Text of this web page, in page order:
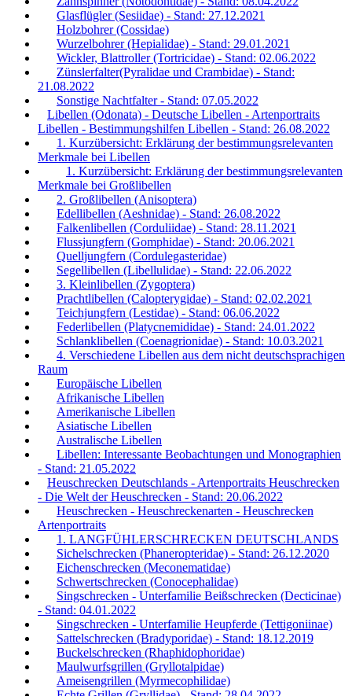
Glasflügler (Sesiidae) - Stand: 27.12.2021
Holzbohrer (Cossidae)
Wurzelbohrer (Hepialidae) - Stand: 29.01.2021
Wickler, Blattroller (Tortricidae) - Stand: 02.06.2022
Zünslerfalter(Pyralidae und Crambidae) - Stand:
21.08.2022
Sonstige Nachtfalter - Stand: 07.05.2022
Libellen (Odonata) - Deutsche Libellen - Artenportraits
Libellen - Bestimmungshilfen Libellen - Stand: 26.08.2022
1. Kurzübersicht: Erklärung der bestimmungsrelevanten
Merkmale bei Libellen
1. Kurzübersicht: Erklärung der bestimmungsrelevanten
Merkmale bei Großlibellen
2. Großlibellen (Anisoptera)
Edellibellen (Aeshnidae) - Stand: 26.08.2022
Falkenlibellen (Corduliidae) - Stand: 28.11.2021
Flussjungfern (Gomphidae) - Stand: 20.06.2021
Quelljungfern (Cordulegasteridae)
Segellibellen (Libellulidae) - Stand: 22.06.2022
3. Kleinlibellen (Zygoptera)
Prachtlibellen (Calopterygidae) - Stand: 02.02.2021
Teichjungfern (Lestidae) - Stand: 06.06.2022
Federlibellen (Platycnemididae) - Stand: 24.01.2022
Schlanklibellen (Coenagrionidae) - Stand: 10.03.2021
4. Verschiedene Libellen aus dem nicht deutschsprachigen
Raum
Europäische Libellen
Afrikanische Libellen
Amerikanische Libellen
Asiatische Libellen
Australische Libellen
Libellen: Interessante Beobachtungen und Monographien
- Stand: 21.05.2022
Heuschrecken Deutschlands - Artenportraits Heuschrecken
- Die Welt der Heuschrecken - Stand: 20.06.2022
Heuschrecken - Heuschreckenarten - Heuschrecken
Artenportraits
1. LANGFÜHLERSCHRECKEN DEUTSCHLANDS
Sichelschrecken (Phaneropteridae) - Stand: 26.12.2020
Eichenschrecken (Meconematidae)
Schwertschrecken (Conocephalidae)
Singschrecken - Unterfamilie Beißschrecken (Decticinae)
- Stand: 04.01.2022
Singschrecken - Unterfamilie Heupferde (Tettigoniinae)
Sattelschrecken (Bradyporidae) - Stand: 18.12.2019
Buckelschrecken (Rhaphidophoridae)
Maulwurfsgrillen (Gryllotalpidae)
Ameisengrillen (Myrmecophilidae)